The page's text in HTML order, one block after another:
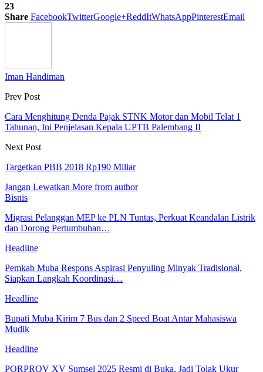
23
Share FacebookTwitterGoogle+ReddItWhatsAppPinterestEmail
Iman Handiman
Prev Post
Cara Menghitung Denda Pajak STNK Motor dan Mobil Telat 1
Tahunan, Ini Penjelasan Kepala UPTB Palembang II
Next Post
Targetkan PBB 2018 Rp190 Miliar
Jangan Lewatkan More from author
Bisnis
Migrasi Pelanggan MEP ke PLN Tuntas, Perkuat Keandalan Listrik
dan Dorong Pertumbuhan…
Headline
Pemkab Muba Respons Aspirasi Penyuling Minyak Tradisional,
Siapkan Langkah Koordinasi…
Headline
Bupati Muba Kirim 7 Bus dan 2 Speed Boat Antar Mahasiswa
Mudik
Headline
PORPROV XV Sumsel 2025 Resmi di Buka, Jadi Tolak Ukur